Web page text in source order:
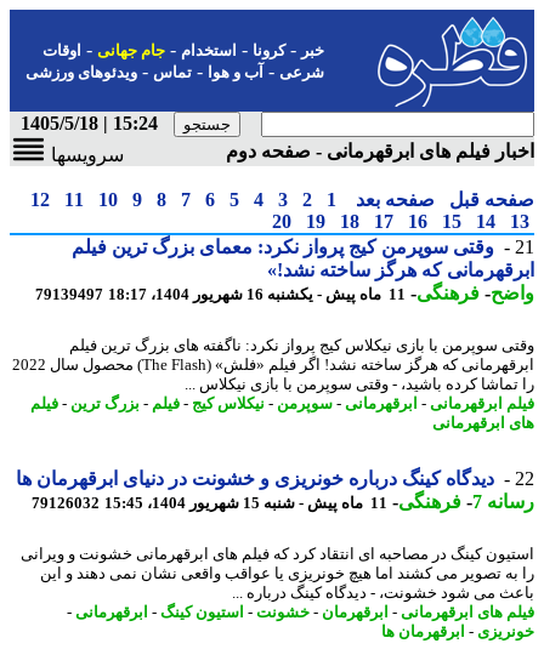
-کرونا-استخدام- جام جهانی-اوقات
شرعی-آب و هوا-تماس-ویدئوهای ورزشی
15:24 | 1405/5/18
فیلم های ابرقهرمانی - صفحه دوم
سرویسها
قبل صفحه بعد 1
2
3
4
5
6
7
8
9
10
11
12
14
15
16
17
18
19
20
وقتی سوپرمن کیج پرواز نکرد: معمای بزرگ ترین فیلم
که هرگز ساخته نشد!»
-فرهنگی-11 ماه پیش - یکشنبه 16 شهریور 1404، 18:17 79139497
سوپرمن با بازی نیکلاس کیج پرواز نکرد: ناگفته های بزرگ ترین فیلم
ابرقهرمانی که هرگز ساخته نشد! اگر فیلم «فلش» (The Flash) محصول سال 2022
کرده باشید، - وقتی سوپرمن با بازی نیکلاس ...
ابرقهرمانی-ابرقهرمانی-سوپرمن-نیکلاس کیج-فیلم -بزرگ ترین- فیلم
ابرقهرمانی
دیدگاه کینگ درباره خونریزی و خشونت در دنیای ابرقهرمان ها
7
-فرهنگی-11 ماه پیش - شنبه 15 شهریور 1404، 15:45 79126032
کینگ در مصاحبه ای انتقاد کرد که فیلم های ابرقهرمانی خشونت و ویرانی
تصویر می کشند اما هیچ خونریزی یا عواقب واقعی نشان نمی دهند و این
می شود خشونت، - دیدگاه کینگ درباره ...
های ابرقهرمانی-ابرقهرمان -خشونت-استیون کینگ-ابرقهرمانی-
- ابرقهرمان ها